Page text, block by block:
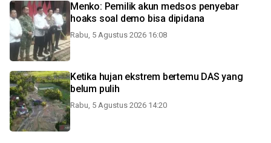
Menko: Pemilik akun medsos penyebar
hoaks soal demo bisa dipidana
Rabu, 5 Agustus 2026 16:08
Ketika hujan ekstrem bertemu DAS yang
belum pulih
Rabu, 5 Agustus 2026 14:20